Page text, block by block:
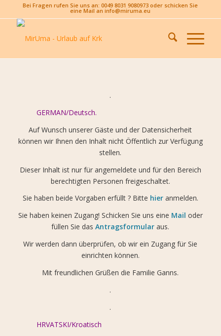
Bei Fragen rufen Sie uns an: 0049 8031 9080973 oder schicken Sie
eine Mail an info@miruma.eu
.
GERMAN/Deutsch.
Auf Wunsch unserer Gäste und der Datensicherheit
können wir Ihnen den Inhalt nicht Öffentlich zur Verfügung
stellen.
Dieser Inhalt ist nur für angemeldete und für den Bereich
berechtigten Personen freigeschaltet.
Sie haben beide Vorgaben erfüllt ? Bitte hieranmelden.
Sie haben keinen Zugang! Schicken Sie uns eine Mail oder
füllen Sie dasAntragsformular aus.
Wir werden dann überprüfen, ob wir ein Zugang für Sie
einrichten können.
Mit freundlichen Grüßen die Familie Ganns.
.
.
HRVATSKI/Kroatisch